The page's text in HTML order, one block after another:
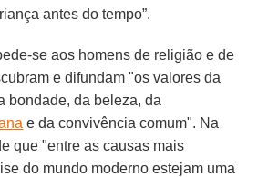
antes do tempo”.
se aos homens de religião e de
e difundam "os valores da
bondade, da beleza, da
e da convivência comum". Na
que "entre as causas mais
do mundo moderno estejam uma